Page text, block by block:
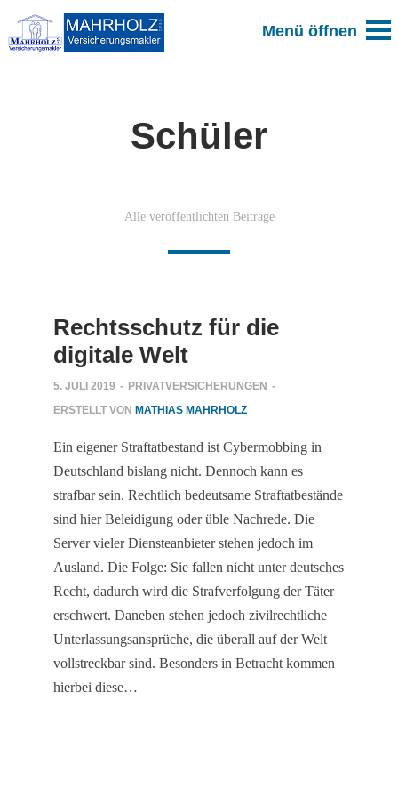
Schüler
Alle veröffentlichten Beiträge
Rechtsschutz für die
digitale Welt
5. JULI 2019 - PRIVATVERSICHERUNGEN -
ERSTELLT VON MATHIAS MAHRHOLZ
Ein eigener Straftatbestand ist Cybermobbing in
Deutschland bislang nicht. Dennoch kann es
strafbar sein. Rechtlich bedeutsame Straftatbestände
sind hier Beleidigung oder üble Nachrede. Die
Server vieler Diensteanbieter stehen jedoch im
Ausland. Die Folge: Sie fallen nicht unter deutsches
Recht, dadurch wird die Strafverfolgung der Täter
erschwert. Daneben stehen jedoch zivilrechtliche
Unterlassungsansprüche, die überall auf der Welt
vollstreckbar sind. Besonders in Betracht kommen
hierbei diese…